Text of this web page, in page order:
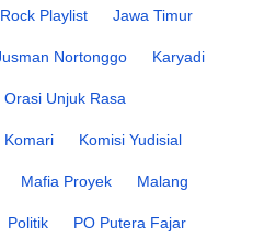
Playlist Jawa Timur
Nortonggo Karyadi
Orasi Unjuk Rasa
Komari Komisi Yudisial
Mafia Proyek Malang
Politik PO Putera Fajar